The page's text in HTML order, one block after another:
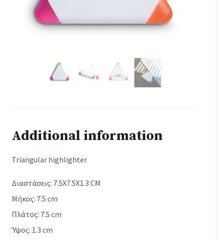
Additional information
Triangular highlighter
Διαστάσεις: 7.5X7.5X1.3 CM
Μήκος: 7.5 cm
Πλάτος: 7.5 cm
Ύψος: 1.3 cm